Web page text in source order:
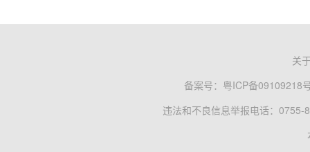
关
备案号： 粤ICP备09109218
违法和不良信息举报电话：0755-